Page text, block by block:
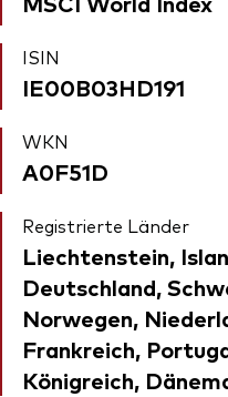
ISIN
IE00B03HD191
WKN
A0F51D
Registrierte Länder
Liechtenstein,
Deutschland,
Norwegen,
Frankreich,
Königreich,